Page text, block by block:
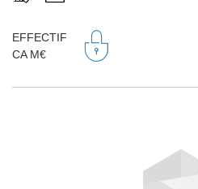
EFFECTIF
CA M€